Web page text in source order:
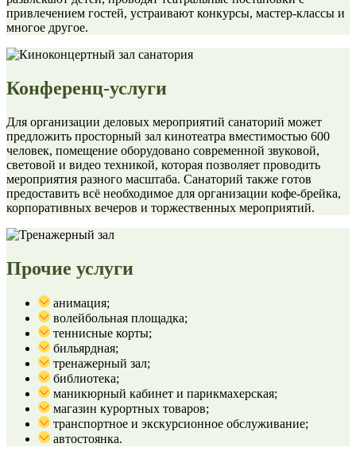
привлечением гостей, устраивают конкурсы, мастер-классы и
многое другое.
Конференц-услуги
Для организации деловых мероприятий санаторий может
предложить просторный зал кинотеатра вместимостью 600
человек, помещение оборудовано современной звуковой,
световой и видео техникой, которая позволяет проводить
мероприятия разного масштаба. Санаторий также готов
предоставить всё необходимое для организации кофе-брейка,
корпоративных вечеров и торжественных мероприятий.
Прочие услуги
анимация;
волейбольная площадка;
теннисные корты;
бильярдная;
тренажерный зал;
библиотека;
маникюрный кабинет и парикмахерская;
магазин курортных товаров;
транспортное и экскурсионное обслуживание;
автостоянка.